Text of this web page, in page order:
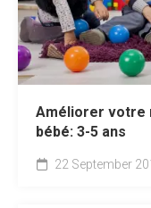
Améliorer votre
bébé: 3-5 ans
22 September